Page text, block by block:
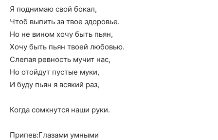
Я поднимаю свой бокал,
Чтоб выпить за твое здоровье.
Но не вином хочу быть пьян,
Хочу быть пьян твоей любовью.
Слепая ревность мучит нас,
Но отойдут пустые муки,
И буду пьян я всякий раз,
Когда сомкнутся наши руки.
Припев:Глазами умными